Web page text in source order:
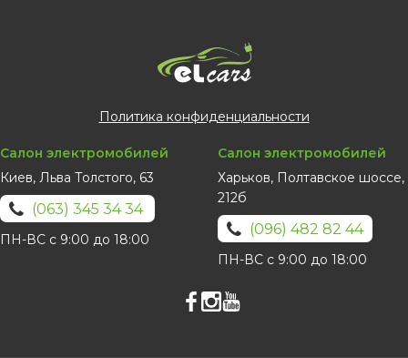
Политика конфиденциальности
Салон электромобилей
Киев, Льва Толстого, 63
(063) 345 34 34
ПН-ВС с 9:00 до 18:00
Салон электромобилей
Харьков, Полтавское шоссе,
212б
(096) 482 82 44
ПН-ВС с 9:00 до 18:00